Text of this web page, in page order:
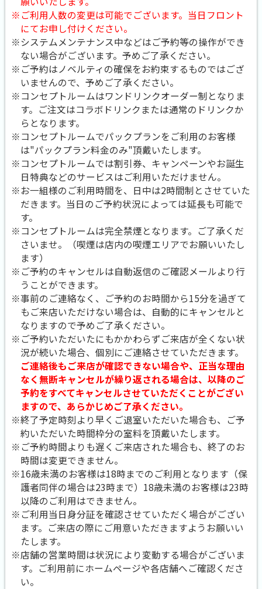
※ご利用人数の変更は可能でございます。当日フロント
にてお申し付けください。
※システムメンテナンス中などはご予約等の操作ができ
ない場合がございます。予めご了承ください。
※ご予約はノベルティの確保をお約束するものではござ
いませんので、予めご了承ください。
※コンセプトルームはワンドリンクオーダー制となりま
す。ご注文はコラボドリンクまたは通常のドリンクか
らとなります。
※コンセプトルームでパックプランをご利用のお客様
は"パックプラン料金のみ"頂戴いたします。
※コンセプトルームでは割引券、キャンペーンやお誕生
日特典などのサービスはご利用いただけません。
※お一組様のご利用時間を、日中は2時間制とさせていた
だきます。当日のご予約状況によっては延長も可能で
す。
※コンセプトルームは完全禁煙となります。ご了承くだ
さいませ。（喫煙は店内の喫煙エリアでお願いいたし
ます）
※ご予約のキャンセルは自動返信のご確認メールより行
うことができます。
※事前のご連絡なく、ご予約のお時間から15分を過ぎて
もご来店いただけない場合は、自動的にキャンセルと
なりますので予めご了承ください。
※ご予約いただいたにもかかわらずご来店が全くない状
況が続いた場合、個別にご連絡させていただきます。
ご連絡後もご来店が確認できない場合や、正当な理由
なく無断キャンセルが繰り返される場合は、以降のご
予約をすべてキャンセルさせていただくことがござい
ますので、あらかじめご了承ください。
※終了予定時刻より早くご退室いただいた場合も、ご予
約いただいた時間枠分の室料を頂戴いたします。
※ご予約時間よりも遅くご来店された場合も、終了のお
時間は変更できません。
※16歳未満のお客様は18時までのご利用となります（保
護者同伴の場合は23時まで）18歳未満のお客様は23時
以降のご利用はできません。
※ご利用当日身分証を確認させていただく場合がござい
ます。ご来店の際にご用意いただきますようお願いい
たします。
※店舗の営業時間は状況により変動する場合がございま
す。ご利用前にホームページや各店舗へご確認くださ
い。